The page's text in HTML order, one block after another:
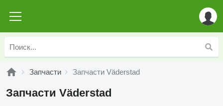
Запчасти Запчасти Väderstad
Запчасти Väderstad